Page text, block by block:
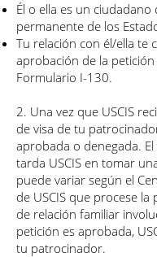
Él o ella es un ciudadano
permanente de los
Tu relación con él/ella te
aprobación de la petición
Formulario I-130.
2. Una vez que USCIS
de visa de tu
aprobada o denegada.
tarda USCIS en tomar
puede variar según el
de USCIS que procese la
de relación familiar
petición es aprobada,
tu patrocinador.